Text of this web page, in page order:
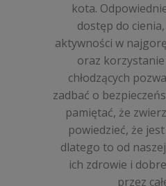
kota.
dostęp do
aktywności w
oraz
chłodzących
zadbać o
pamiętać, że
powiedzieć, że
dlatego to od
ich zdrowie i
przez